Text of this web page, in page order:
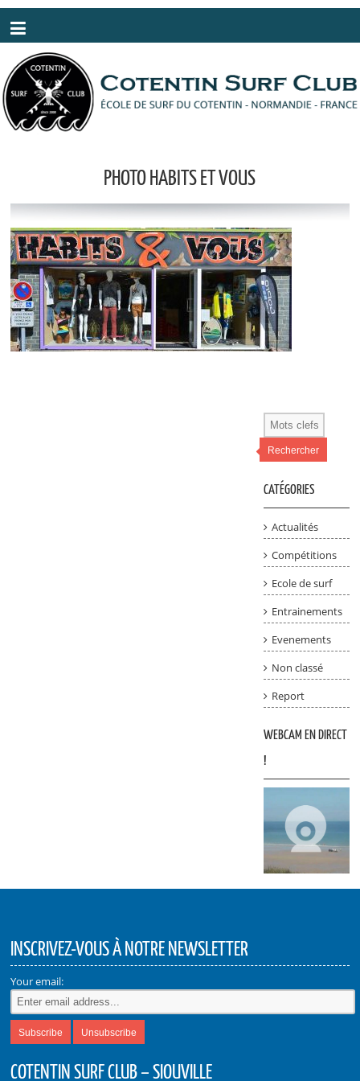
PHOTO HABITS ET VOUS
Rechercher
CATÉGORIES
Actualités
Compétitions
Ecole de surf
Entrainements
Evenements
Non classé
Report
WEBCAM EN DIRECT
!
INSCRIVEZ-VOUS À NOTRE NEWSLETTER
Your email:
COTENTIN SURF CLUB – SIOUVILLE
Panneau de gestion des cookies